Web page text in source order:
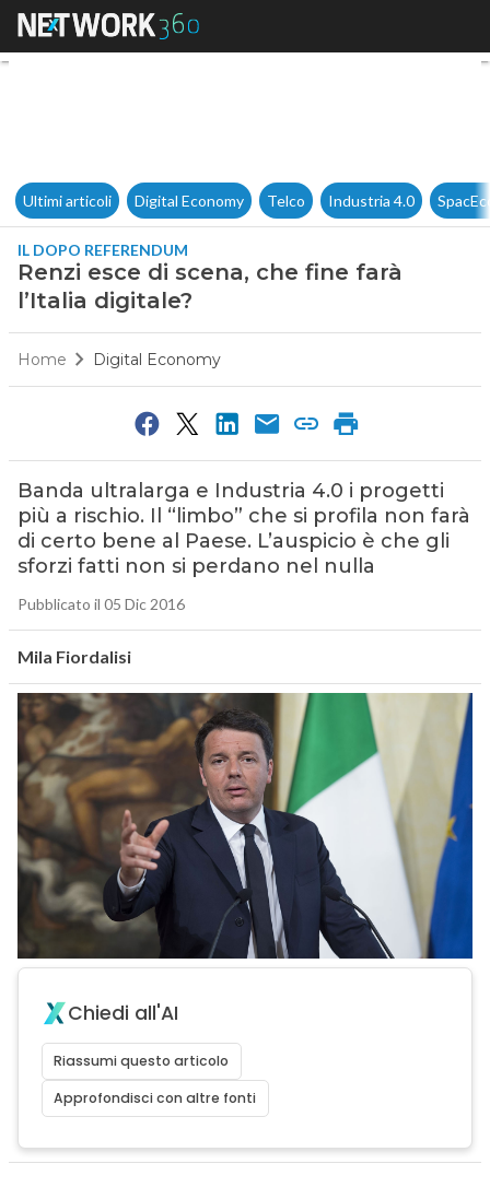
Renzi esce di scena, che fine
Ultimi articoli Digital Economy Telco Industria 4.0
IL DOPO REFERENDUM
Renzi esce di scena, che fine farà
l’Italia digitale?
Home Digital Economy
Banda ultralarga e Industria 4.0 i progetti
più a rischio. Il “limbo” che si profila non farà
di certo bene al Paese. L’auspicio è che gli
sforzi fatti non si perdano nel nulla
Pubblicato il 05 Dic 2016
Mila Fiordalisi
Chiedi all'AI
Riassumi questo articolo
Approfondisci con altre fonti